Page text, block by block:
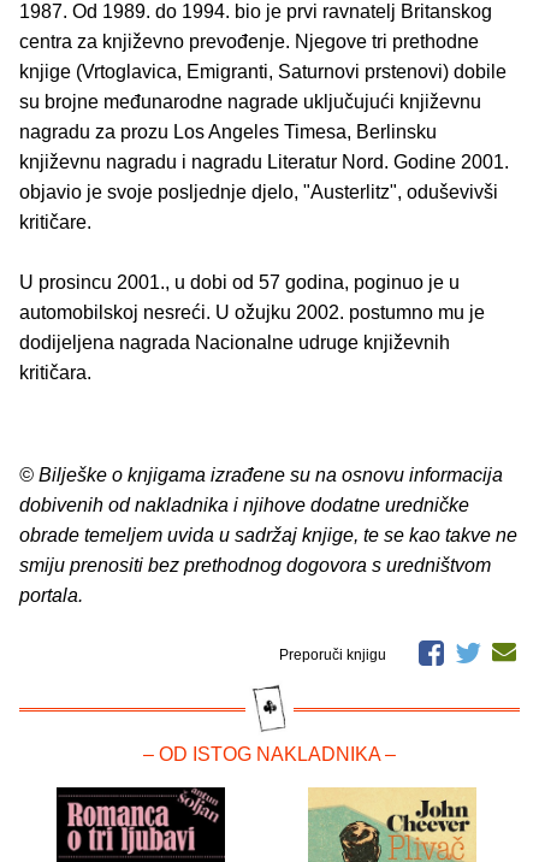
1987. Od 1989. do 1994. bio je prvi ravnatelj Britanskog
centra za književno prevođenje. Njegove tri prethodne
knjige (Vrtoglavica, Emigranti, Saturnovi prstenovi) dobile
su brojne međunarodne nagrade uključujući književnu
nagradu za prozu Los Angeles Timesa, Berlinsku
književnu nagradu i nagradu Literatur Nord. Godine 2001.
objavio je svoje posljednje djelo, "Austerlitz", oduševivši
kritičare.
U prosincu 2001., u dobi od 57 godina, poginuo je u
automobilskoj nesreći. U ožujku 2002. postumno mu je
dodijeljena nagrada Nacionalne udruge književnih
kritičara.
© Bilješke o knjigama izrađene su na osnovu informacija
dobivenih od nakladnika i njihove dodatne uredničke
obrade temeljem uvida u sadržaj knjige, te se kao takve ne
smiju prenositi bez prethodnog dogovora s uredništvom
portala.
Preporuči knjigu
– OD ISTOG NAKLADNIKA –